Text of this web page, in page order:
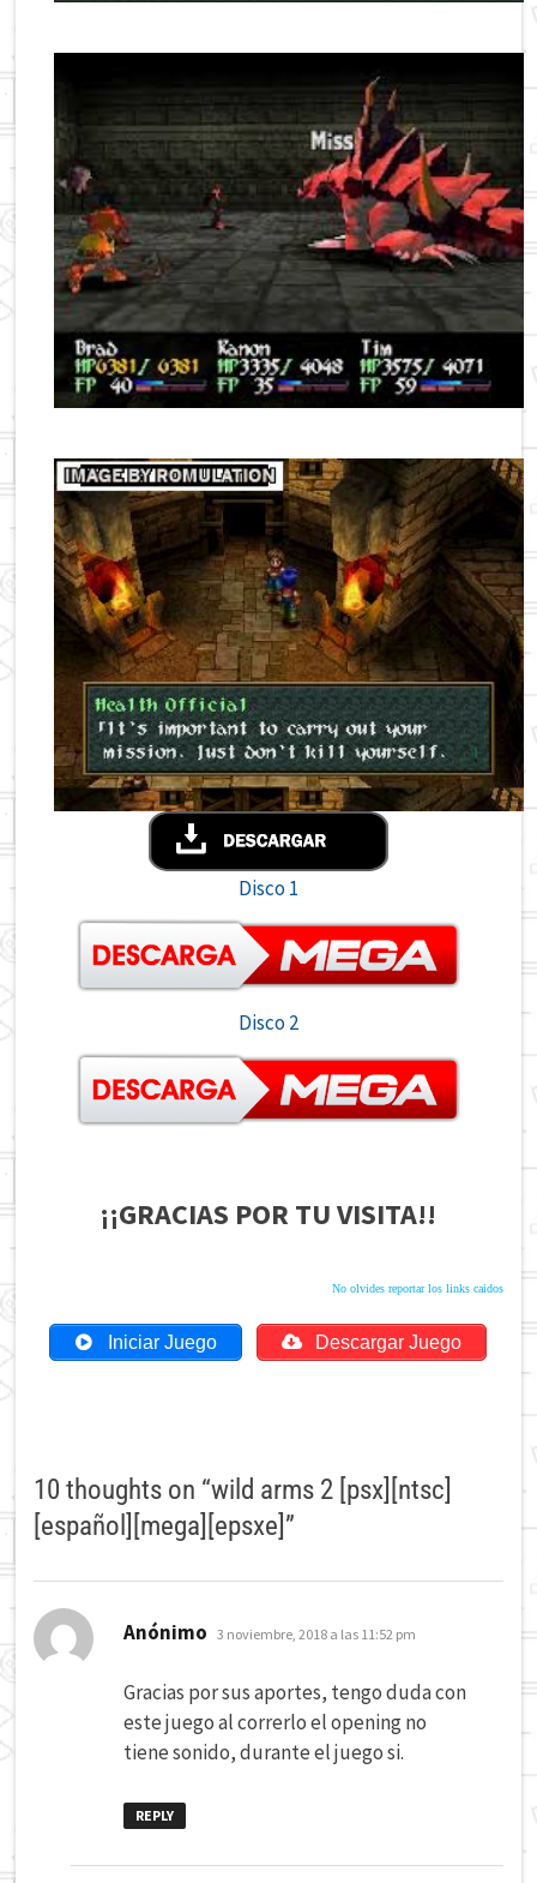
Disco 1
Disco 2
¡¡GRACIAS POR TU VISITA!!
No olvides reportar los links caidos
Iniciar Juego Descargar Juego
10 thoughts on “wild arms 2 [psx][ntsc]
[español][mega][epsxe] ”
Anónimo dice:
3 noviembre, 2018 a las 11:52 pm
Gracias por sus aportes, tengo duda con
este juego al correrlo el opening no
tiene sonido, durante el juego si.
REPLY